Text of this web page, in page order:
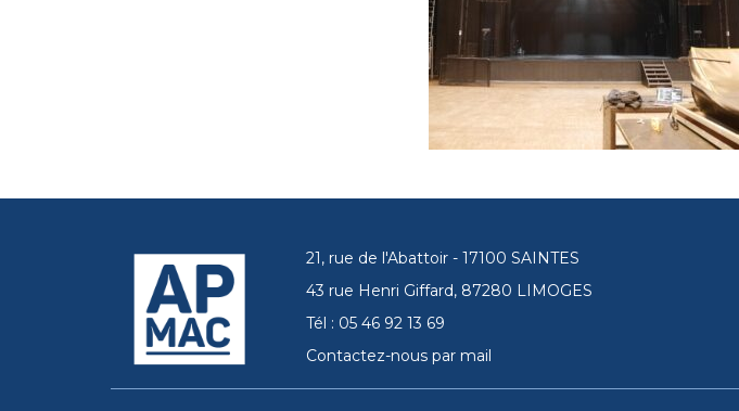
21, rue de l'Abattoir - 17100 SAINTES
43 rue Henri Giffard, 87280 LIMOGES
Tél : 05 46 92 13 69
Contactez-nous par mail